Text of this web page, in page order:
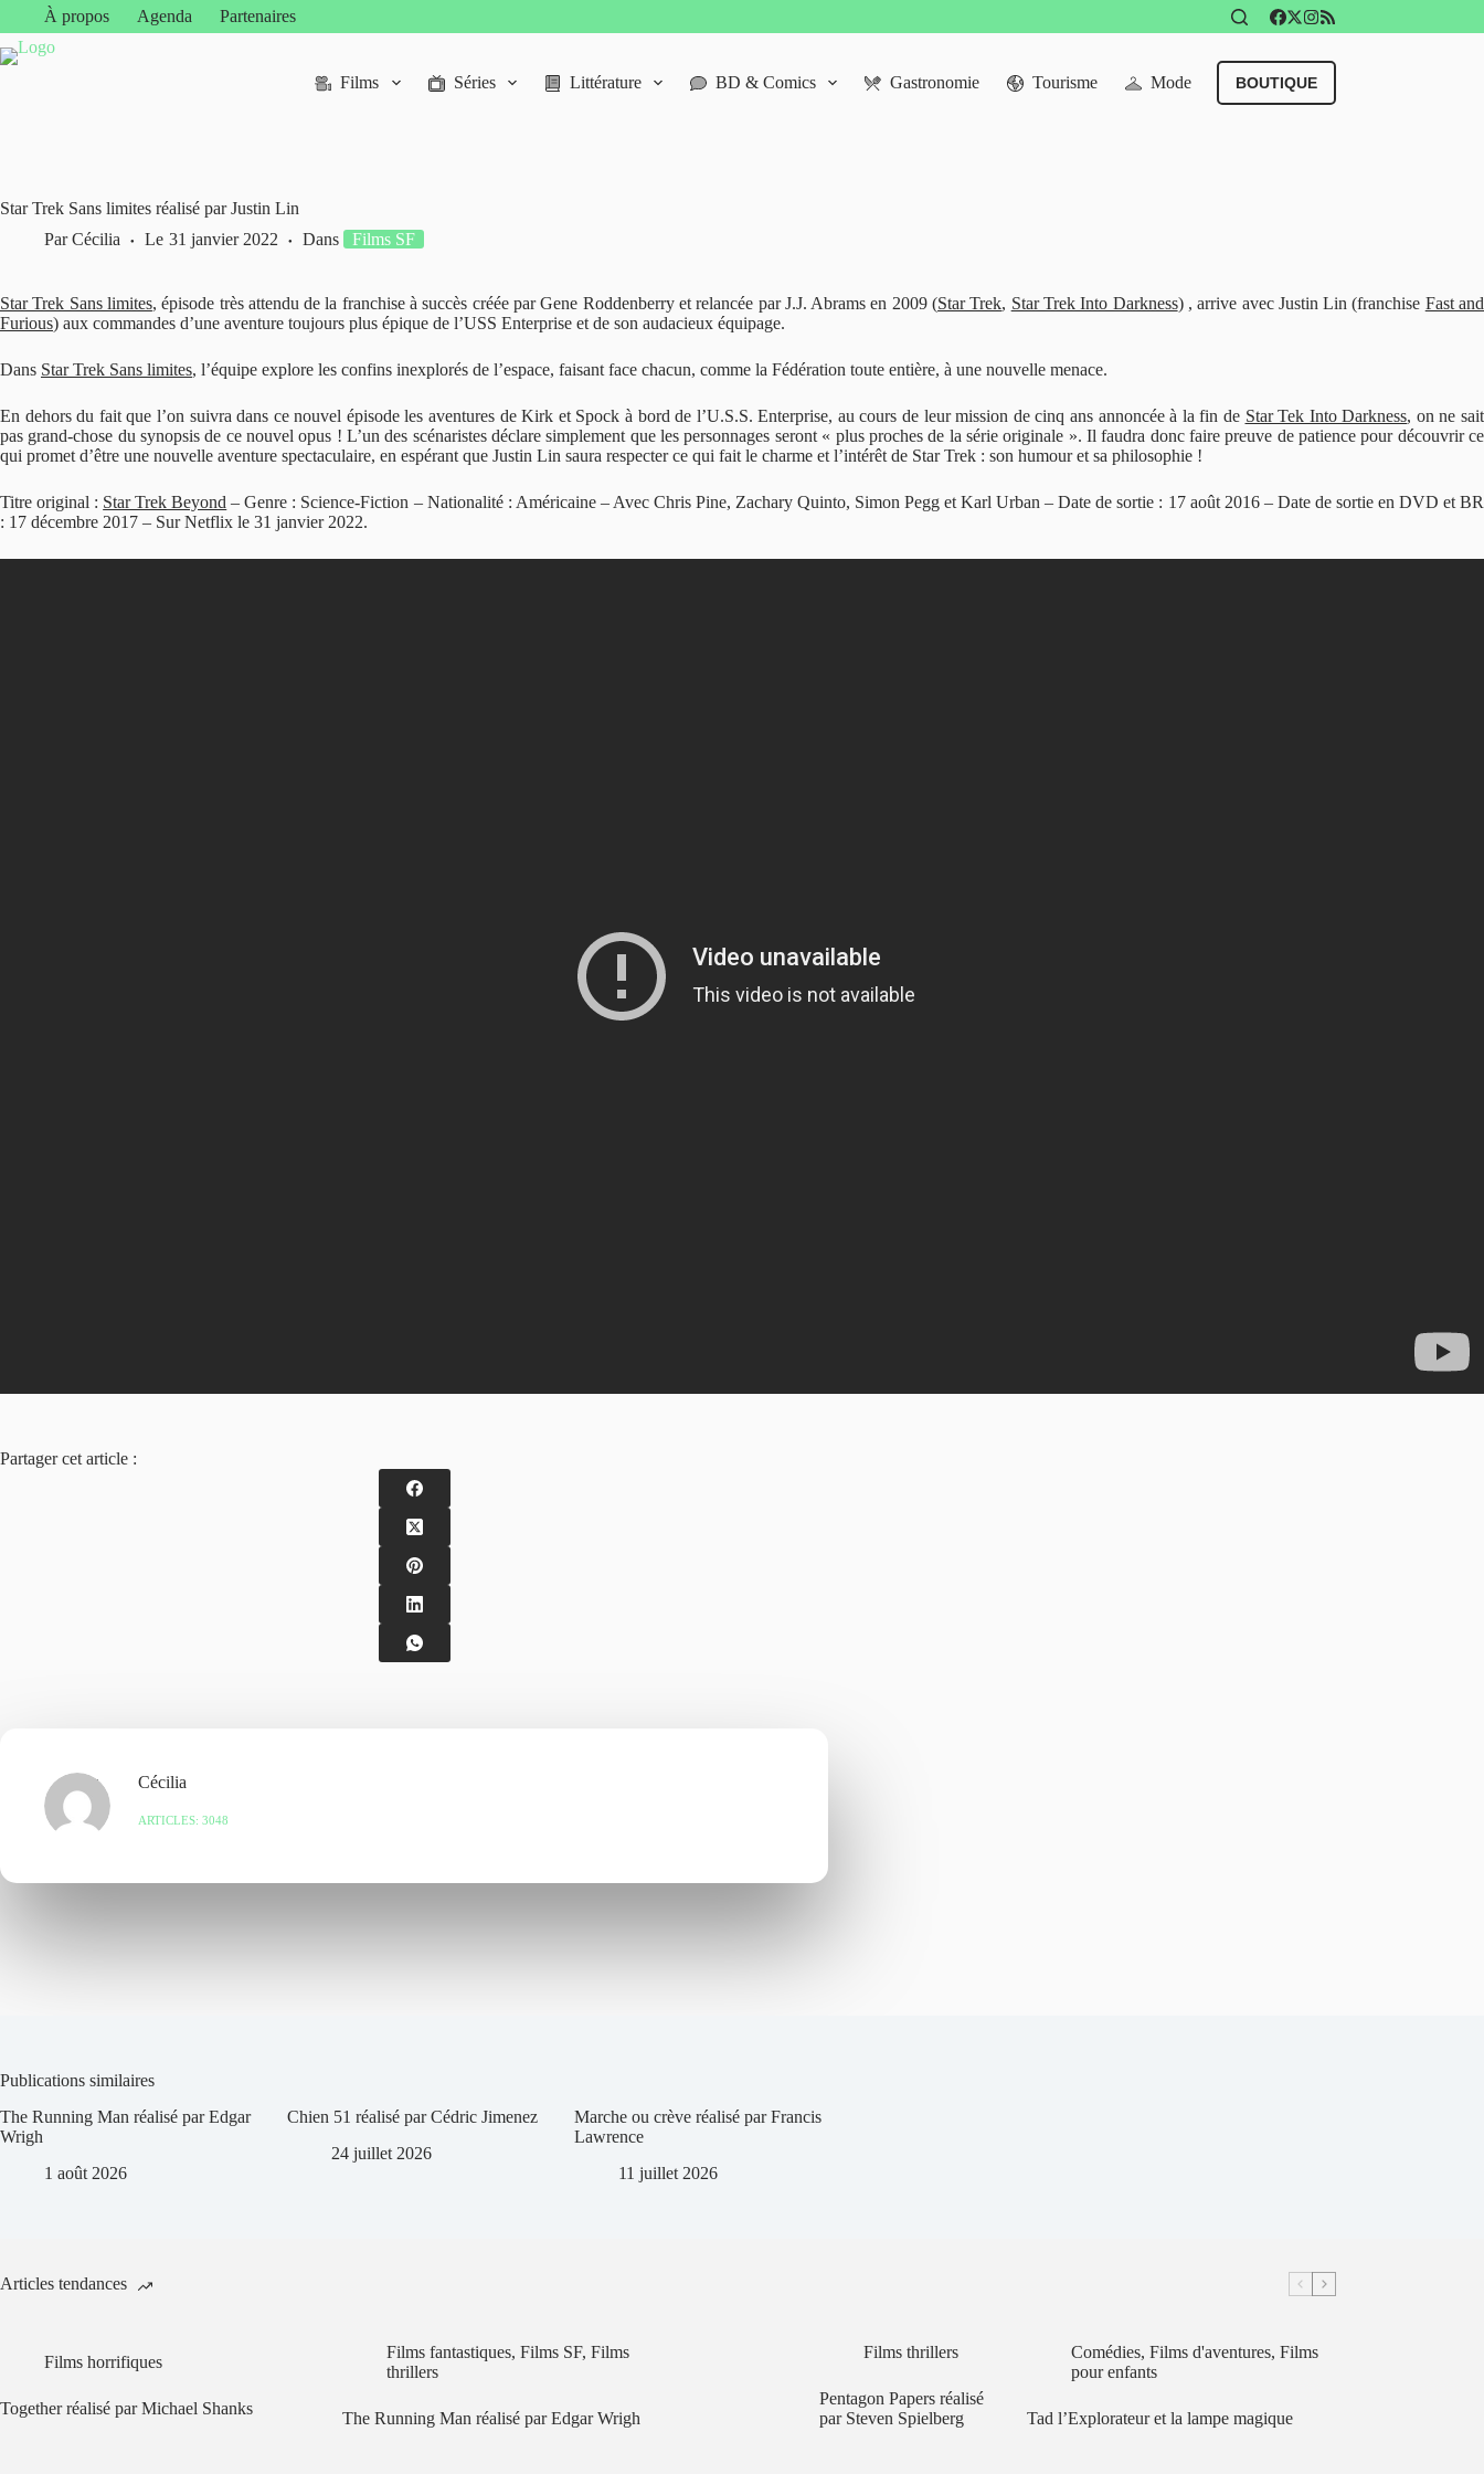
contenu
À propos Agenda Partenaires
Films Séries Littérature BD & Comics Gastronomie Tourisme Mode BOUTIQUE
Star Trek Sans limites réalisé par Justin Lin
Par Cécilia Le 31 janvier 2022 Dans Films SF
Star Trek Sans limites, épisode très attendu de la franchise à succès créée par Gene Roddenberry et relancée par J.J. Abrams en 2009 (Star Trek, Star Trek Into Darkness) , arrive avec Justin Lin (franchise Fast and
Furious) aux commandes d’une aventure toujours plus épique de l’USS Enterprise et de son audacieux équipage.
Dans Star Trek Sans limites, l’équipe explore les confins inexplorés de l’espace, faisant face chacun, comme la Fédération toute entière, à une nouvelle menace.
En dehors du fait que l’on suivra dans ce nouvel épisode les aventures de Kirk et Spock à bord de l’U.S.S. Enterprise, au cours de leur mission de cinq ans annoncée à la fin de Star Tek Into Darkness, on ne sait
pas grand-chose du synopsis de ce nouvel opus ! L’un des scénaristes déclare simplement que les personnages seront « plus proches de la série originale ». Il faudra donc faire preuve de patience pour découvrir ce
qui promet d’être une nouvelle aventure spectaculaire, en espérant que Justin Lin saura respecter ce qui fait le charme et l’intérêt de Star Trek : son humour et sa philosophie !
Titre original : Star Trek Beyond – Genre : Science-Fiction – Nationalité : Américaine – Avec Chris Pine, Zachary Quinto, Simon Pegg et Karl Urban – Date de sortie : 17 août 2016 – Date de sortie en DVD et BR
: 17 décembre 2017 – Sur Netflix le 31 janvier 2022.
Partager cet article :
Cécilia
ARTICLES: 3048
Publications similaires
The Running Man réalisé par Edgar
Wrigh
1 août 2026
Chien 51 réalisé par Cédric Jimenez
24 juillet 2026
Marche ou crève réalisé par Francis
Lawrence
11 juillet 2026
Articles tendances
Films horrifiques
Together réalisé par Michael Shanks
Films fantastiques, Films SF, Films
thrillers
The Running Man réalisé par Edgar Wrigh
Films thrillers
Pentagon Papers réalisé
par Steven Spielberg
Comédies, Films d'aventures, Films
pour enfants
Tad l’Explorateur et la lampe magique